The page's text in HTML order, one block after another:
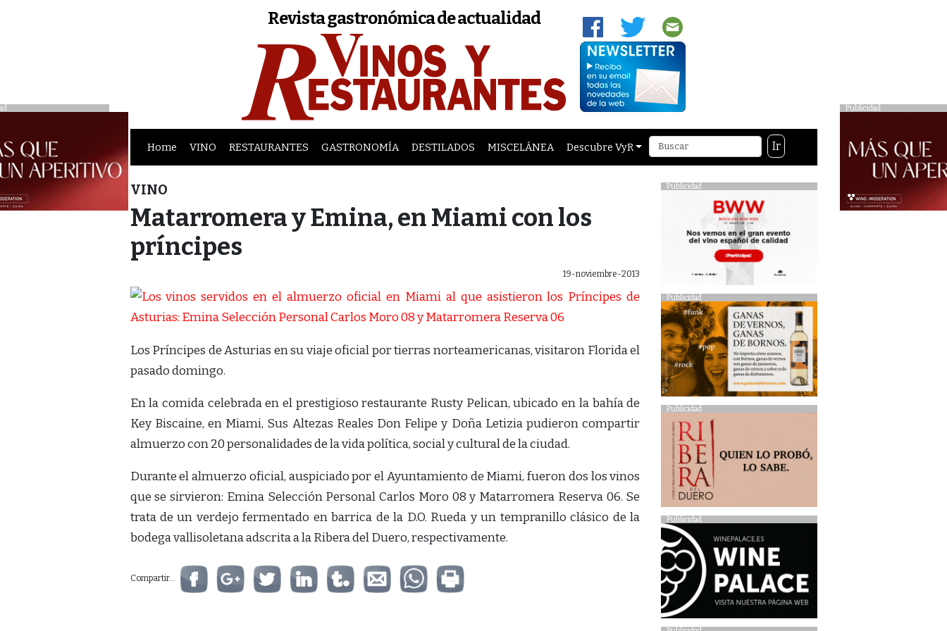
Publicidad
Revista gastronómica de actualidad
Home VINO RESTAURANTES GASTRONOMÍA DESTILADOS MISCELÁNEA Descubre VyR Ir
VINO
Matarromera y Emina, en Miami con los
príncipes
19-noviembre-2013
Los Príncipes de Asturias en su viaje oficial por tierras norteamericanas, visitaron Florida el
pasado domingo.
En la comida celebrada en el prestigioso restaurante Rusty Pelican, ubicado en la bahía de
Key Biscaine, en Miami, Sus Altezas Reales Don Felipe y Doña Letizia pudieron compartir
almuerzo con 20 personalidades de la vida política, social y cultural de la ciudad.
Durante el almuerzo oficial, auspiciado por el Ayuntamiento de Miami, fueron dos los vinos
que se sirvieron: Emina Selección Personal Carlos Moro 08 y Matarromera Reserva 06. Se
trata de un verdejo fermentado en barrica de la D.O. Rueda y un tempranillo clásico de la
bodega vallisoletana adscrita a la Ribera del Duero, respectivamente.
Compartir...
Publicidad
Publicidad
Publicidad
Publicidad